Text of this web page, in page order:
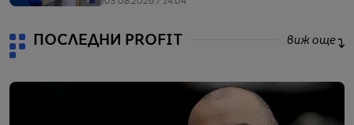
05.08.2026 / 14:04
ПОСЛЕДНИ PROFIT виж още